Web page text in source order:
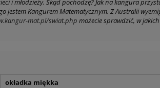
i młodzieży. Skąd pochodzę? Jak na kangura
jestem Kangurem Matematycznym. Z Australii
mat.pl/swiat.php możecie sprawdzić, w
okładka miękka